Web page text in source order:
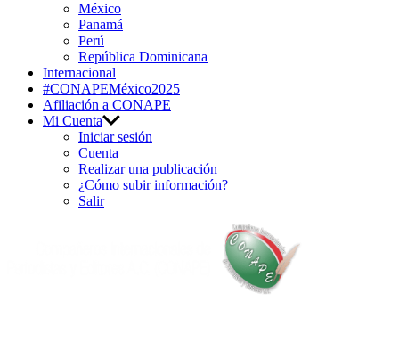
México
Panamá
Perú
República Dominicana
Internacional
#CONAPEMéxico2025
Afiliación a CONAPE
Mi Cuenta
Iniciar sesión
Cuenta
Realizar una publicación
¿Cómo subir información?
Salir